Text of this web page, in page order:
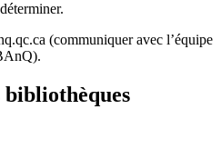
(communiquer avec l’équipe
.
bibliothèques